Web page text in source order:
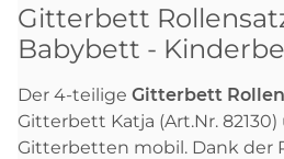
Gitterbett
Babybett -
Der 4-teilige Gitterbett
Gitterbett Katja (Art.Nr.
Gitterbetten mobil. Dank der